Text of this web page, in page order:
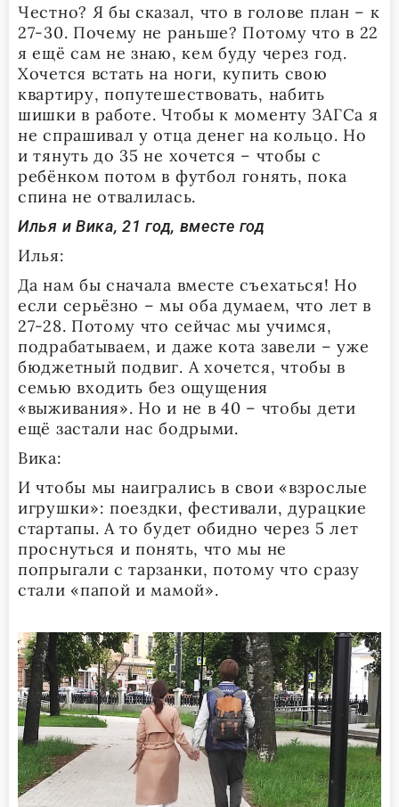
Честно? Я бы сказал, что в голове план – к
27-30. Почему не раньше? Потому что в 22
я ещё сам не знаю, кем буду через год.
Хочется встать на ноги, купить свою
квартиру, попутешествовать, набить
шишки в работе. Чтобы к моменту ЗАГСа я
не спрашивал у отца денег на кольцо. Но
и тянуть до 35 не хочется – чтобы с
ребёнком потом в футбол гонять, пока
спина не отвалилась.
Илья и Вика, 21 год, вместе год
Илья:
Да нам бы сначала вместе съехаться! Но
если серьёзно – мы оба думаем, что лет в
27-28. Потому что сейчас мы учимся,
подрабатываем, и даже кота завели – уже
бюджетный подвиг. А хочется, чтобы в
семью входить без ощущения
«выживания». Но и не в 40 – чтобы дети
ещё застали нас бодрыми.
Вика:
И чтобы мы наигрались в свои «взрослые
игрушки»: поездки, фестивали, дурацкие
стартапы. А то будет обидно через 5 лет
проснуться и понять, что мы не
попрыгали с тарзанки, потому что сразу
стали «папой и мамой».